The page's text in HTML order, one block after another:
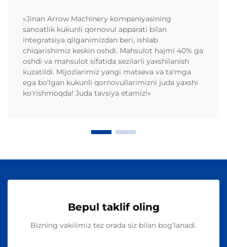
«Jinan Arrow Machinery kompaniyasining
sanoatlik kukunli qornovul apparati bilan
integratsiya qilganimizdan beri, ishlab
chiqarishimiz keskin oshdi. Mahsulot hajmi 40% ga
oshdi va mahsulot sifatida sezilarli yaxshilanish
kuzatildi. Mijozlarimiz yangi matseva va ta'mga
ega bo'lgan kukunli qornovullarimizni juda yaxshi
ko'rishmoqda! Juda tavsiya etamiz!»
Bepul taklif oling
Bizning vakilimiz tez orada siz bilan bog‘lanadi.